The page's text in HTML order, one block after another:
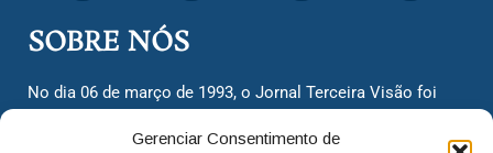
Gerenciar Consentimento de
SOBRE NÓS
No dia 06 de março de 1993, o Jornal Terceira Visão foi
cidadãos valinhenses, já que naquela época só existiam